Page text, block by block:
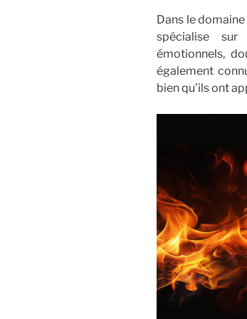
Dans le
spécialise
émotionnels,
également
bien qu’ils ont